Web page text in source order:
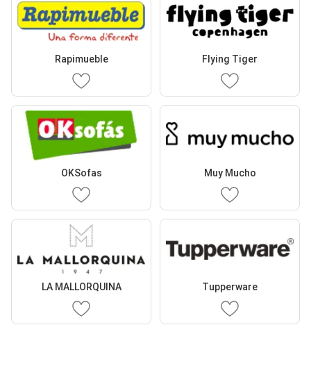
Rapimueble Flying Tiger
OKSofas Muy Mucho
LA MALLORQUINA Tupperware